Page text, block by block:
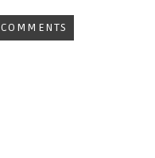
COMMENTS